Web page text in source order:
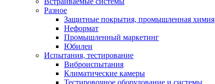
Разное
Защитные покрытия, промышленная химия
Неформат
Промышленный маркетинг
Юбилеи
Испытания, тестирование
Виброиспытания
Климатические камеры